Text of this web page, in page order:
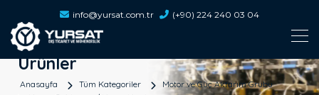
info@yursat.com.tr (+90) 224 240 03 04
Ürünler
Anasayfa Tüm Kategoriler
Motor ve Güç Aktarım Grubu